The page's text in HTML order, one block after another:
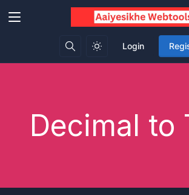
Login
Decimal to